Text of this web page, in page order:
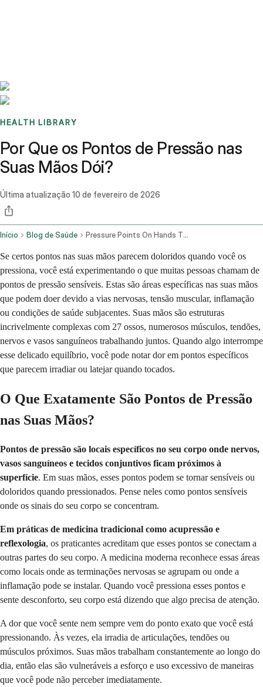
HEALTH LIBRARY
Por Que os Pontos de Pressão nas
Suas Mãos Dói?
Última atualização 10 de fevereiro de 2026
Início Blog de Saúde Pressure Points On Hands That Hurt
Se certos pontos nas suas mãos parecem doloridos quando você os
pressiona, você está experimentando o que muitas pessoas chamam de
pontos de pressão sensíveis. Estas são áreas específicas nas suas mãos
que podem doer devido a vias nervosas, tensão muscular, inflamação
ou condições de saúde subjacentes. Suas mãos são estruturas
incrivelmente complexas com 27 ossos, numerosos músculos, tendões,
nervos e vasos sanguíneos trabalhando juntos. Quando algo interrompe
esse delicado equilíbrio, você pode notar dor em pontos específicos
que parecem irradiar ou latejar quando tocados.
O Que Exatamente São Pontos de Pressão
nas Suas Mãos?
Pontos de pressão são locais específicos no seu corpo onde nervos,
vasos sanguíneos e tecidos conjuntivos ficam próximos à
superfície. Em suas mãos, esses pontos podem se tornar sensíveis ou
doloridos quando pressionados. Pense neles como pontos sensíveis
onde os sinais do seu corpo se concentram.
Em práticas de medicina tradicional como acupressão e
reflexologia, os praticantes acreditam que esses pontos se conectam a
outras partes do seu corpo. A medicina moderna reconhece essas áreas
como locais onde as terminações nervosas se agrupam ou onde a
inflamação pode se instalar. Quando você pressiona esses pontos e
sente desconforto, seu corpo está dizendo que algo precisa de atenção.
A dor que você sente nem sempre vem do ponto exato que você está
pressionando. Às vezes, ela irradia de articulações, tendões ou
músculos próximos. Suas mãos trabalham constantemente ao longo do
dia, então elas são vulneráveis a esforço e uso excessivo de maneiras
que você pode não perceber imediatamente.